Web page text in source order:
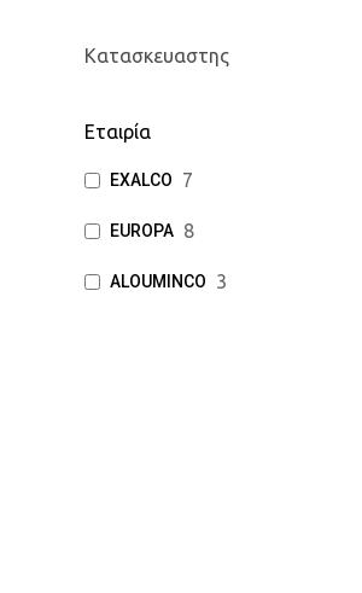
Κατασκευαστης
Εταιρία
EXALCO 7
EUROPA 8
ALOUMINCO 3